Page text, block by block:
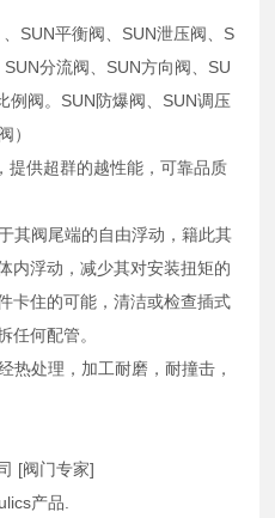
SUN平衡阀、SUN泄压阀、S
分流阀、SUN方向阀、SU
例阀。SUN防爆阀、SUN调压
）
提供超群的越性能，可靠品质
其阀尾端的自由浮动，籍此其
内浮动，减少其对安装扭矩的
卡住的可能，清洁或检查插式
任何配管。
热处理，加工耐磨，耐撞击，
[阀门专家]
产品.